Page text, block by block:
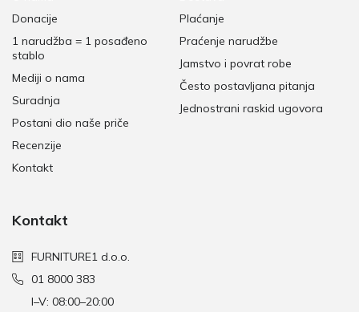
Donacije
1 narudžba = 1 posađeno
stablo
Mediji o nama
Suradnja
Postani dio naše priče
Recenzije
Kontakt
Plaćanje
Praćenje narudžbe
Jamstvo i povrat robe
Često postavljana pitanja
Jednostrani raskid ugovora
Kontakt
FURNITURE1 d.o.o.
01 8000 383
I–V: 08:00–20:00